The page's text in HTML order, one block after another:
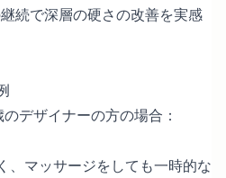
継続で深層の硬さの改善を実感
デザイナーの方の場合：
、マッサージをしても一時的な